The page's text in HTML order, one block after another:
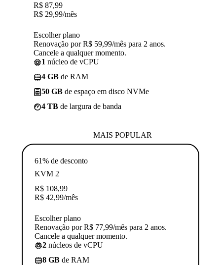
R$ 87,99
R$ 29,99/mês
Escolher plano
Renovação por R$ 59,99/mês para 2 anos.
Cancele a qualquer momento.
1 núcleo de vCPU
4 GB de RAM
50 GB de espaço em disco NVMe
4 TB de largura de banda
MAIS POPULAR
61% de desconto
KVM 2
R$ 108,99
R$ 42,99/mês
Escolher plano
Renovação por R$ 77,99/mês para 2 anos.
Cancele a qualquer momento.
2 núcleos de vCPU
8 GB de RAM